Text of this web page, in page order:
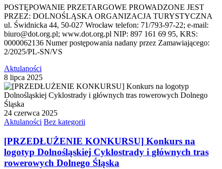
POSTĘPOWANIE PRZETARGOWE PROWADZONE JEST
PRZEZ: DOLNOŚLĄSKA ORGANIZACJA TURYSTYCZNA
ul. Świdnicka 44, 50-027 Wrocław telefon: 71/793-97-22; e-mail:
biuro@dot.org.pl; www.dot.org.pl NIP: 897 161 69 95, KRS:
0000062136 Numer postępowania nadany przez Zamawiającego:
2/2025/PL-SN/VS
Aktulaności
8 lipca 2025
24 czerwca 2025
Aktulaności Bez kategorii
[PRZEDŁUŻENIE KONKURSU] Konkurs na
logotyp Dolnośląskiej Cyklostrady i głównych tras
rowerowych Dolnego Śląska